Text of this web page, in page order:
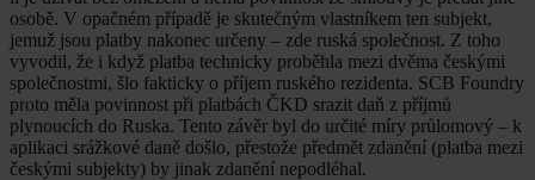
osobě. V opačném případě je skutečným vlastníkem ten subjekt,
jemuž jsou platby nakonec určeny – zde ruská společnost. Z toho
vyvodil, že i když platba technicky proběhla mezi dvěma českými
společnostmi, šlo fakticky o příjem ruského rezidenta. SCB Foundry
proto měla povinnost při platbách ČKD srazit daň z příjmů
plynoucích do Ruska. Tento závěr byl do určité míry průlomový – k
aplikaci srážkové daně došlo, přestože předmět zdanění (platba mezi
českými subjekty) by jinak zdanění nepodléhal.